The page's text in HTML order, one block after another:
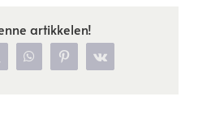
artikkelen!
WhatsAppPinterest
Vk